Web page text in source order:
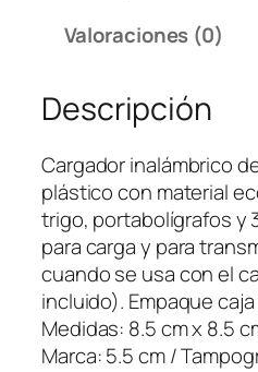
n
a
l
á
m
b
r
i
c
o
Valoraciones (0)
Descripción
Cargador inalámbrico
plástico con material
trigo, portabolígrafos y
para carga y para
cuando se usa con el
incluido). Empaque
Medidas: 8.5 cm x 8.5
Marca: 5.5 cm /